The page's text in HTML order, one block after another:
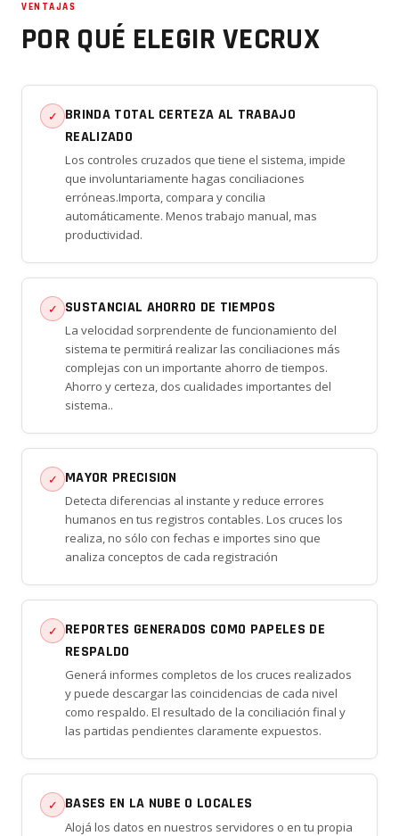
VENTAJAS
POR QUÉ ELEGIR VECRUX
✓
BRINDA TOTAL CERTEZA AL TRABAJO
REALIZADO
Los controles cruzados que tiene el sistema, impide
que involuntariamente hagas conciliaciones
erróneas.Importa, compara y concilia
automáticamente. Menos trabajo manual, mas
productividad.
✓ SUSTANCIAL AHORRO DE TIEMPOS
La velocidad sorprendente de funcionamiento del
sistema te permitirá realizar las conciliaciones más
complejas con un importante ahorro de tiempos.
Ahorro y certeza, dos cualidades importantes del
sistema..
✓ MAYOR PRECISION
Detecta diferencias al instante y reduce errores
humanos en tus registros contables. Los cruces los
realiza, no sólo con fechas e importes sino que
analiza conceptos de cada registración
✓
REPORTES GENERADOS COMO PAPELES DE
RESPALDO
Generá informes completos de los cruces realizados
y puede descargar las coincidencias de cada nivel
como respaldo. El resultado de la conciliación final y
las partidas pendientes claramente expuestos.
✓ BASES EN LA NUBE O LOCALES
Alojá los datos en nuestros servidores o en tu propia